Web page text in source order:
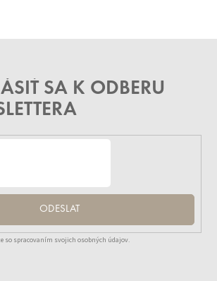
SA K ODBERU
ODESLAT
so spracovaním svojich osobných údajov.